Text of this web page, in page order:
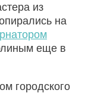
из
на
еще в
городского